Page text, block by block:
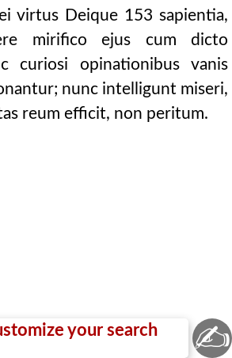
virtus Deique 153 sapientia,
mirifico ejus cum dicto
curiosi opinationibus vanis
nunc intelligunt miseri,
reum efficit, non peritum.
your search
✍